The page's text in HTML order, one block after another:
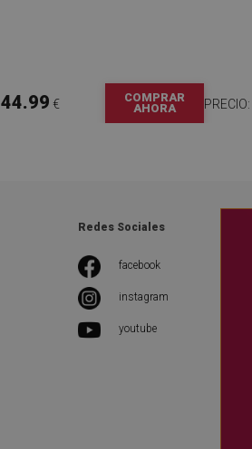
44.99 €
COMPRAR
AHORA
PRECIO:
Redes Sociales
facebook
instagram
youtube